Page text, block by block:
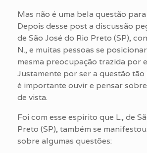
Mas não é uma bela questão
Depois desse post a discussão
de São José do Rio Preto (SP),
N., e muitas pessoas se
mesma preocupação trazida por
Justamente por ser a questão
é importante ouvir e pensar
de vista.
Foi com esse espírito que L., de
Preto (SP), também se
sobre algumas questões: